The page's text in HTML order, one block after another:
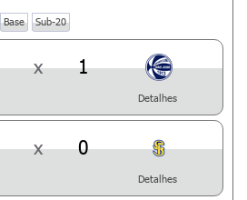
Base Sub-20
x 1
Detalhes
x 0
Detalhes